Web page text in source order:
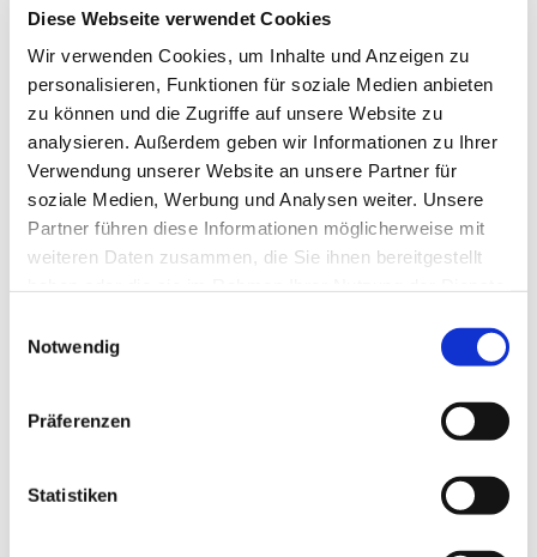
Diese Webseite verwendet Cookies
Wir verwenden Cookies, um Inhalte und Anzeigen zu
personalisieren, Funktionen für soziale Medien anbieten
zu können und die Zugriffe auf unsere Website zu
analysieren. Außerdem geben wir Informationen zu Ihrer
Verwendung unserer Website an unsere Partner für
soziale Medien, Werbung und Analysen weiter. Unsere
Partner führen diese Informationen möglicherweise mit
weiteren Daten zusammen, die Sie ihnen bereitgestellt
Notwendig
Präferenzen
Statistiken
Dies könnte Sie auch